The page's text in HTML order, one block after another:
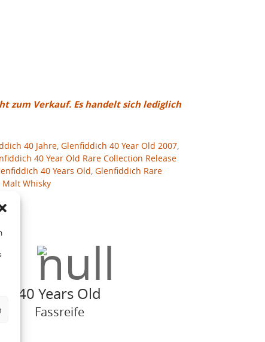
zum Verkauf. Es handelt sich lediglich
40 Jahre,Glenfiddich 40 Year Old 2007,
40 Year Old Rare Collection Release
40 Years Old, Glenfiddich Rare
Malt Whisky
40 Years Old
Fassreife